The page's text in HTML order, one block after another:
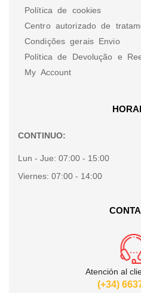
Política de cookies
Centro autorizado de
Condições gerais Envio
Política de Devolução e
My Account
CONTINUO:
Lun - Jue: 07:00 - 15:00
Viernes: 07:00 - 14:00
Atención al
(+34)